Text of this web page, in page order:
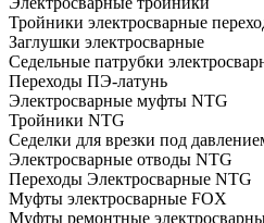
Тройники электросварные
Заглушки электросварные
Седельные патрубки
Переходы ПЭ-латунь
Электросварные муфты NTG
Тройники NTG
Седелки для врезки под
Электросварные отводы NTG
Переходы Электросварные NTG
Муфты электросварные FOX
Муфты ремонтные